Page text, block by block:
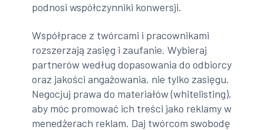
podnosi współczynniki konwersji.
Współprace z twórcami i pracownikami
rozszerzają zasięg i zaufanie. Wybieraj
partnerów według dopasowania do odbiorcy
oraz jakości angażowania, nie tylko zasięgu.
Negocjuj prawa do materiałów (whitelisting),
aby móc promować ich treści jako reklamy w
menedżerach reklam. Daj twórcom swobodę